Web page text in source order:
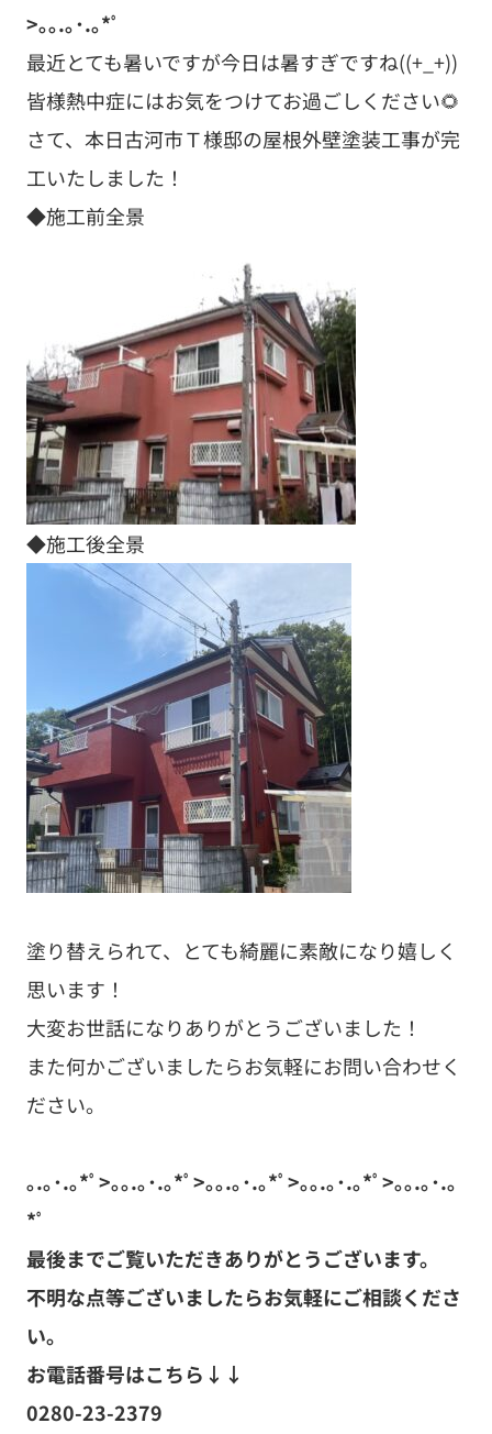
>｡｡.｡･.｡*ﾟ
最近とても暑いですが今日は暑すぎですね((+_+))
皆様熱中症にはお気をつけてお過ごしください🌻
さて、本日古河市Ｔ様邸の屋根外壁塗装工事が完
工いたしました！
◆施工前全景
◆施工後全景
塗り替えられて、とても綺麗に素敵になり嬉しく
思います！
大変お世話になりありがとうございました！
また何かございましたらお気軽にお問い合わせく
ださい。
｡.｡･.｡*ﾟ>｡｡.｡･.｡*ﾟ>｡｡.｡･.｡*ﾟ>｡｡.｡･.｡*ﾟ>｡｡.｡･.｡
*ﾟ
最後までご覧いただきありがとうございます。
不明な点等ございましたらお気軽にご相談くださ
い。
お電話番号はこちら↓↓
0280-23-2379